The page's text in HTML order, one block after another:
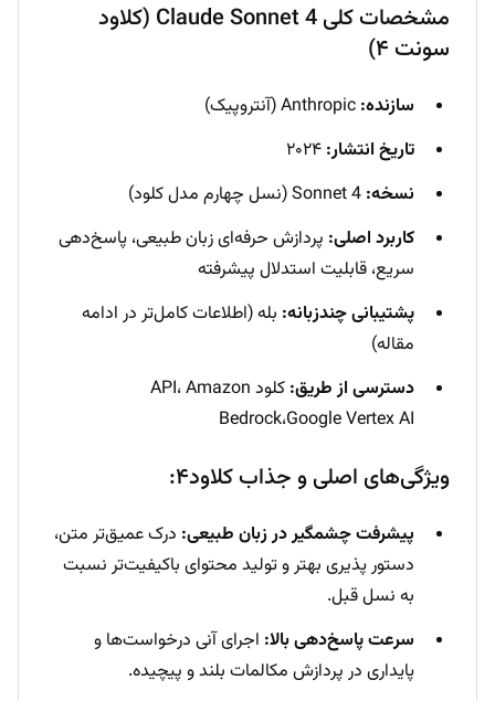
مشخصات کلی Claude Sonnet 4 (کلاود
سونت ۴)
سازنده:
تاریخ انتشار:
نسخه:
کاربرد اصلی: پردازش حرفه‌ای زبان طبیعی، پاسخ‌دهی
سریع، قابلیت استدلال پیشرفته
پشتیبانی چندزبانه: بله (اطلاعات کامل‌تر در ادامه
مقاله)
دسترسی از طریق:
کلود API، Amazon
Bedrock،Google Vertex AI
ویژگی‌های اصلی و جذاب کلاود۴:
پیشرفت چشمگیر در زبان طبیعی: درک عمیق‌تر متن،
دستور پذیری بهتر و تولید محتوای باکیفیت‌تر نسبت
به نسل قبل.
سرعت پاسخ‌دهی بالا: اجرای آنی درخواست‌ها و
پایداری در پردازش مکالمات بلند و پیچیده.